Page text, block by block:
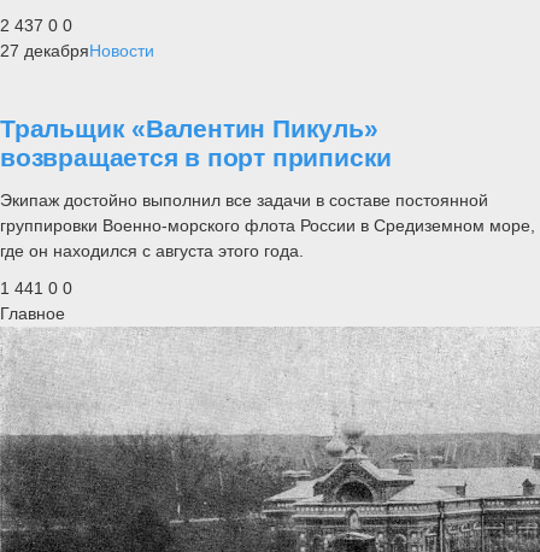
2 437 0 0
27 декабряНовости
Тральщик «Валентин Пикуль»
возвращается в порт приписки
Экипаж достойно выполнил все задачи в составе постоянной
группировки Военно-морского флота России в Средиземном море,
где он находился с августа этого года.
1 441 0 0
Главное